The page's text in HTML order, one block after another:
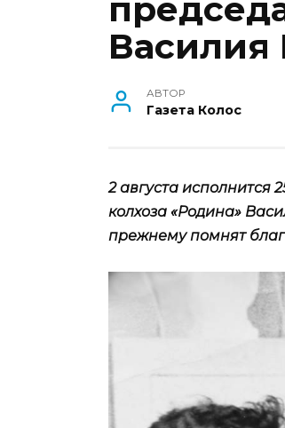
Василия
АВТОР
Газета Колос
2 августа исполнится
колхоза «Родина»
прежнему помнят